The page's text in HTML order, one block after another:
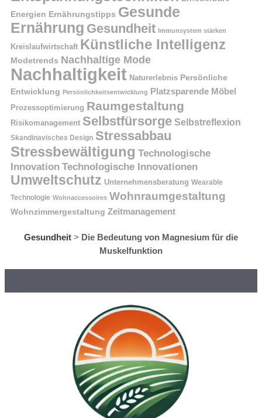
Energien Ernährungstipps Gesunde
Ernährung Gesundheit Immunsystem stärken
Kreislaufwirtschaft Künstliche Intelligenz
Modetrends Nachhaltige Mode
Nachhaltigkeit Naturerlebnis Persönliche
Entwicklung Persönlichkeitsentwicklung Platzsparende Möbel
Prozessoptimierung Raumgestaltung
Risikomanagement Selbstfürsorge Selbstreflexion
Skandinavisches Design Stressabbau
Stressbewältigung Technologische
Innovation Technologische Innovationen
Umweltschutz Unternehmensberatung Wearable
Technologie Wohnaccessoires Wohnraumgestaltung
Wohnzimmergestaltung Zeitmanagement
Gesundheit > Die Bedeutung von Magnesium für die
Muskelfunktion